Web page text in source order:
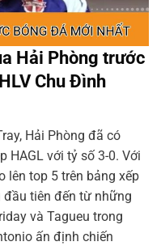
Hải Phòng trước
Chu Đình
Hải Phòng đã có
HAGL với tỷ số 3-0. Với
lên top 5 trên bảng xếp
đầu tiên đến từ những
và Tagueu trong
ấn định chiến